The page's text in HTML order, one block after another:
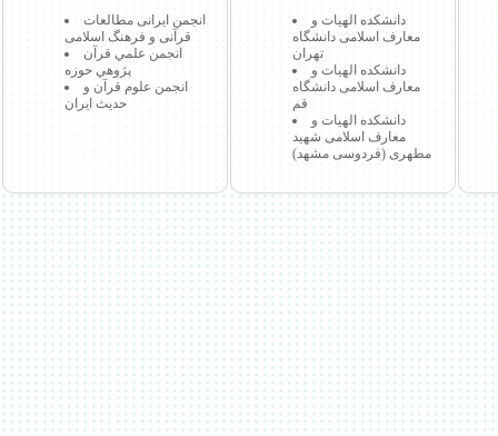
انجمن ایرانی مطالعات
قرآنی و فرهنگ اسلامی
انجمن علمي قرآن
پژوهي حوزه
انجمن علوم قرآن و
حدیث ایران
دانشکده الهیات و
معارف اسلامی دانشگاه
تهران
دانشکده الهیات و
معارف اسلامی دانشگاه
قم
دانشکده الهیات و
معارف اسلامی شهید
مطهری (فردوسی مشهد)
میباشد